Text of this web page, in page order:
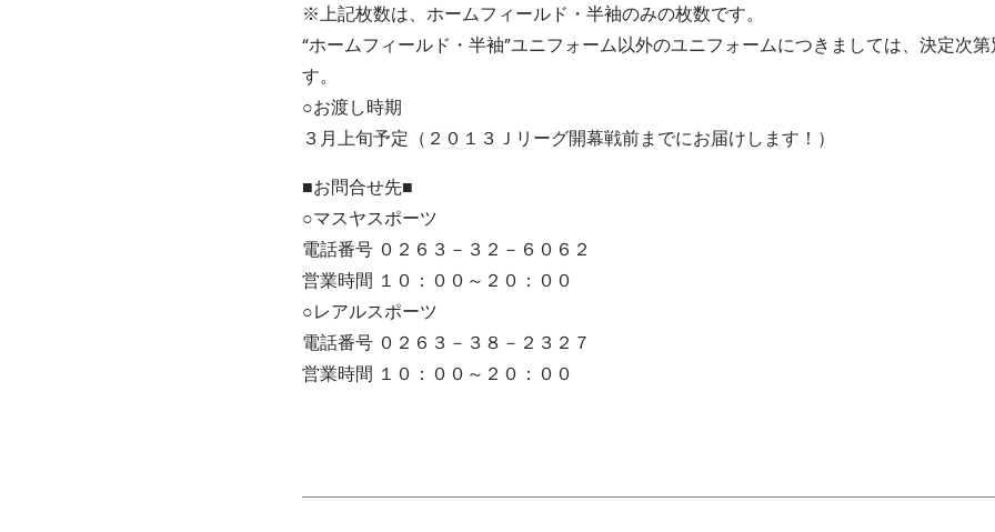
※上記枚数は、ホームフィールド・半袖のみの枚数です。
“ホームフィールド・半袖”ユニフォーム以外のユニフォームにつきましては、決定次
す。
○お渡し時期
３月上旬予定（２０１３Ｊリーグ開幕戦前までにお届けします！）
■お問合せ先■
○マスヤスポーツ
電話番号 ０２６３－３２－６０６２
営業時間 １０：００～２０：００
○レアルスポーツ
電話番号 ０２６３－３８－２３２７
営業時間 １０：００～２０：００